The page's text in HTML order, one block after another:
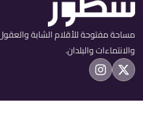
مساحة مفتوحة للأقلام الشابة
والانتماءات والبلدان.